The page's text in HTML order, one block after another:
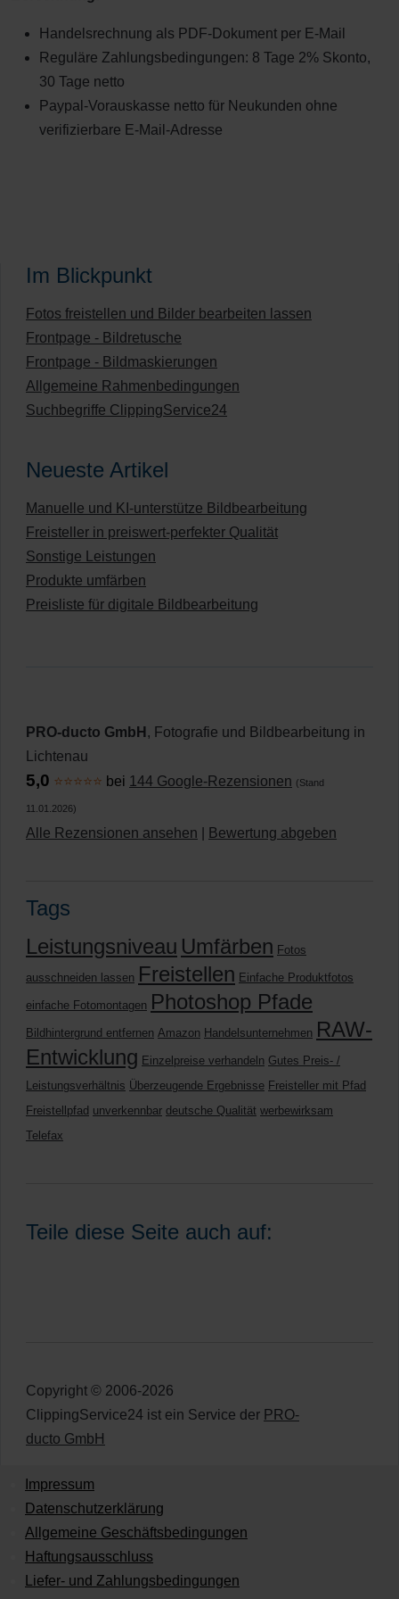
Handelsrechnung als PDF-Dokument per E-Mail
Reguläre Zahlungsbedingungen: 8 Tage 2% Skonto,
30 Tage netto
Paypal-Vorauskasse netto für Neukunden ohne
verifizierbare E-Mail-Adresse
Im Blickpunkt
Fotos freistellen und Bilder bearbeiten lassen
Frontpage - Bildretusche
Frontpage - Bildmaskierungen
Allgemeine Rahmenbedingungen
Suchbegriffe ClippingService24
Neueste Artikel
Manuelle und KI-unterstütze Bildbearbeitung
Freisteller in preiswert-perfekter Qualität
Sonstige Leistungen
Produkte umfärben
Preisliste für digitale Bildbearbeitung
PRO-ducto GmbH , Fotografie und Bildbearbeitung in
Lichtenau
5,0 ⭐⭐⭐⭐⭐ bei 144 Google-Rezensionen (Stand
11.01.2026)
Alle Rezensionen ansehen Bewertung abgeben
Tags
Leistungsniveau Umfärben Fotos
ausschneiden lassen Freistellen Einfache Produktfotos
einfache Fotomontagen Photoshop Pfade
Bildhintergrund entfernen Amazon Handelsunternehmen RAW-
Entwicklung Einzelpreise verhandeln Gutes Preis- /
Leistungsverhältnis Überzeugende Ergebnisse Freisteller mit Pfad
Freistellpfad unverkennbar deutsche Qualität werbewirksam
Telefax
Teile diese Seite auch auf:
Copyright © 2006-2026
ClippingService24 ist ein Service der PRO-
ducto GmbH
Impressum
Datenschutzerklärung
Allgemeine Geschäftsbedingungen
Haftungsausschluss
Liefer- und Zahlungsbedingungen